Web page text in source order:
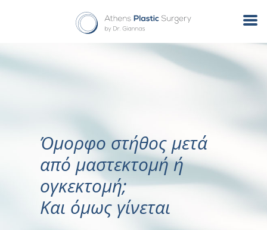
Όμορφο στήθος μετά
από μαστεκτομή ή
ογκεκτομή;
Και όμως γίνεται